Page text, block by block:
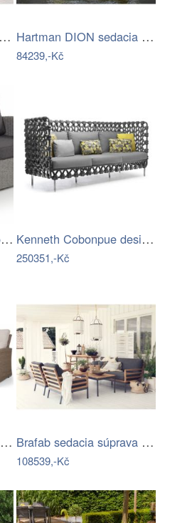
Brafab Sedacia súprava NAOS - súprava… Hartman DION sedacia súprava - Biela…
84239,-Kč
Brafab Záhradná 3-pohovka šedá ASHFIELD… Kenneth Cobonpue designové zahradní…
250351,-Kč
Brafab Záhradná rohová súprava ASHFIELD… Brafab sedacia súprava ZALONGO Mdum
108539,-Kč